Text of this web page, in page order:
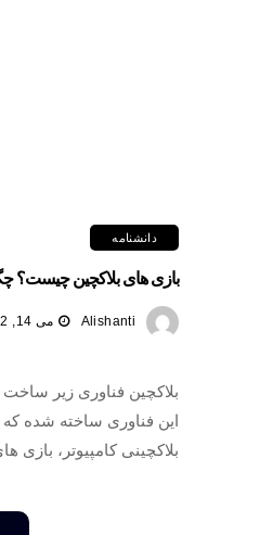
دانشنامه
بازی های بلاکچین چیست؟
Alishanti می 14, 2022
بلاکچین فناوری زیر
این فناوری ساخته شده که
بلاکچینی کامپیوتر، بازی